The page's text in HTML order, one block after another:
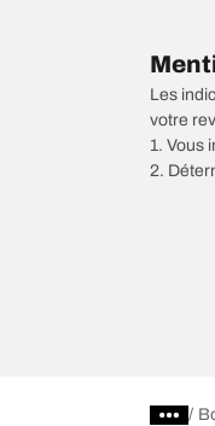
Les
votre
1. Vous
2.
/